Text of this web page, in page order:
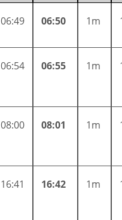
06:49 06:50 1m
06:54 06:55 1m
08:00 08:01 1m
16:41 16:42 1m